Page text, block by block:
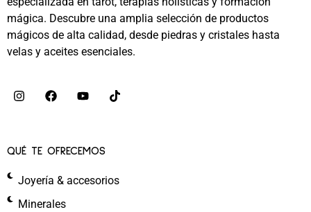
mágica. Descubre una amplia selección de productos
mágicos de alta calidad, desde piedras y cristales hasta
velas y aceites esenciales.
QUÉ TE OFRECEMOS
Joyería & accesorios
Minerales